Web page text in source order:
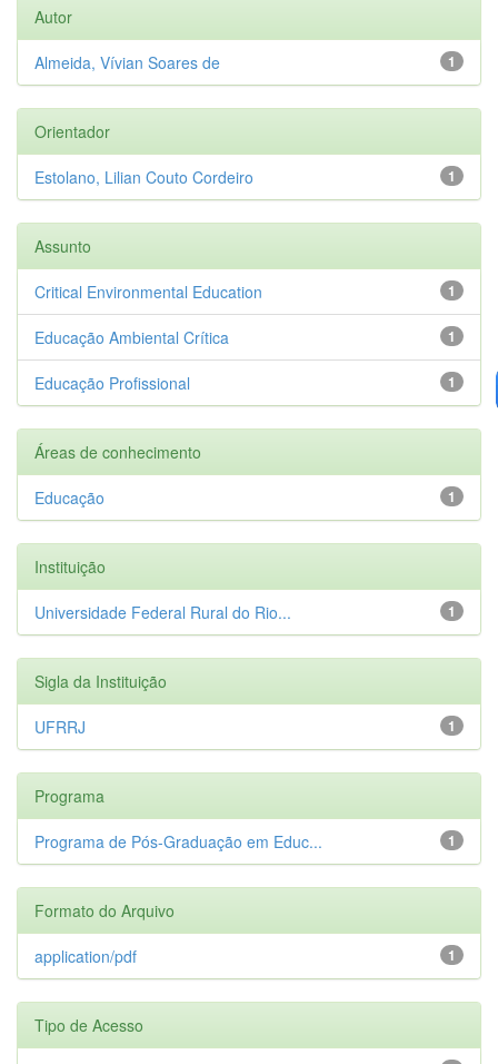
Autor
1
Almeida, Vívian Soares de
Orientador
1
Estolano, Lilian Couto Cordeiro
Assunto
1
Critical Environmental Education
1
Educação Ambiental Crítica
1
Educação Profissional
Áreas de conhecimento
1
Educação
Instituição
1
Universidade Federal Rural do Rio...
Sigla da Instituição
1
UFRRJ
Programa
1
Programa de Pós-Graduação em Educ...
Formato do Arquivo
1
application/pdf
Tipo de Acesso